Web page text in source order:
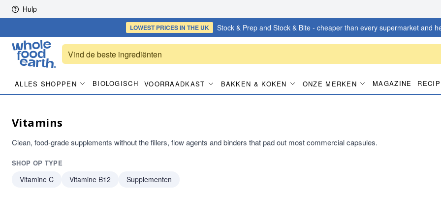
Skip to content
Hulp
LOWEST PRICESIN THE UK Stock & Prep and Stock & Bite - cheaper than every supermarket and
ALLES SHOPPEN BIOLOGISCH VOORRAADKAST BAKKEN & KOKEN ONZE MERKEN MAGAZINE
Vitamins
Clean, food-grade supplements without the fillers, flow agents and binders that pad out most commercial capsules.
SHOP OP TYPE
Vitamine C Vitamine B12 Supplementen